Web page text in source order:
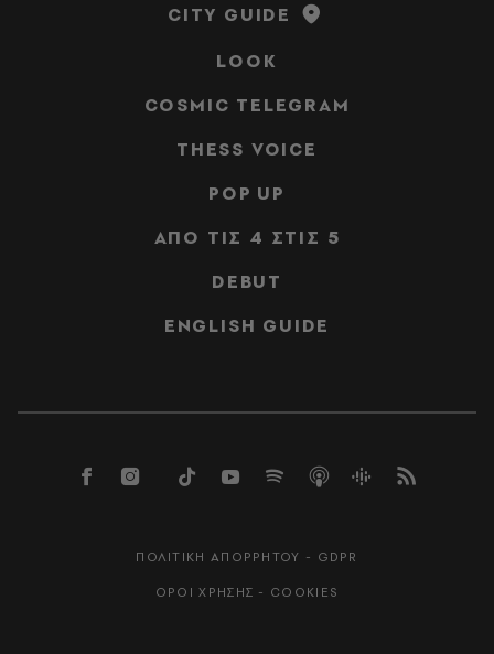
CITY GUIDE
LOOK
COSMIC TELEGRAM
THESS VOICE
POP UP
ΑΠΟ ΤΙΣ 4 ΣΤΙΣ 5
DEBUT
ENGLISH GUIDE
ΠΟΛΙΤΙΚΗ ΑΠΟΡΡΗΤΟΥ - GDPR
ΟΡΟΙ ΧΡΗΣΗΣ - COOKIES